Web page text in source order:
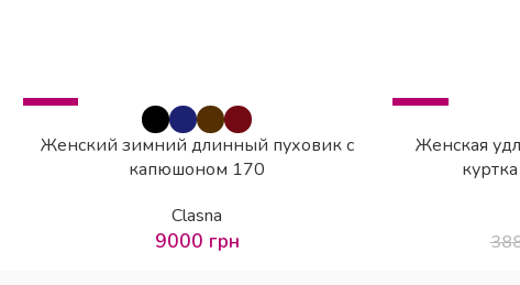
HOT
Женский зимний длинный пуховик с
капюшоном 170
Clasna
9000 грн
-79%
Женская